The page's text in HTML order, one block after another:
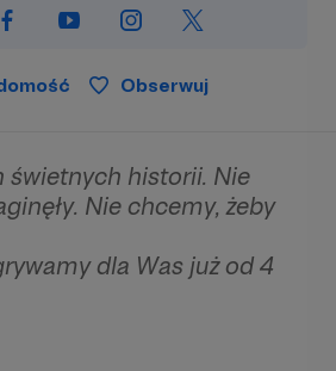
Obserwuj
świetnych historii. Nie
Nie chcemy, żeby
dla Was już od 4